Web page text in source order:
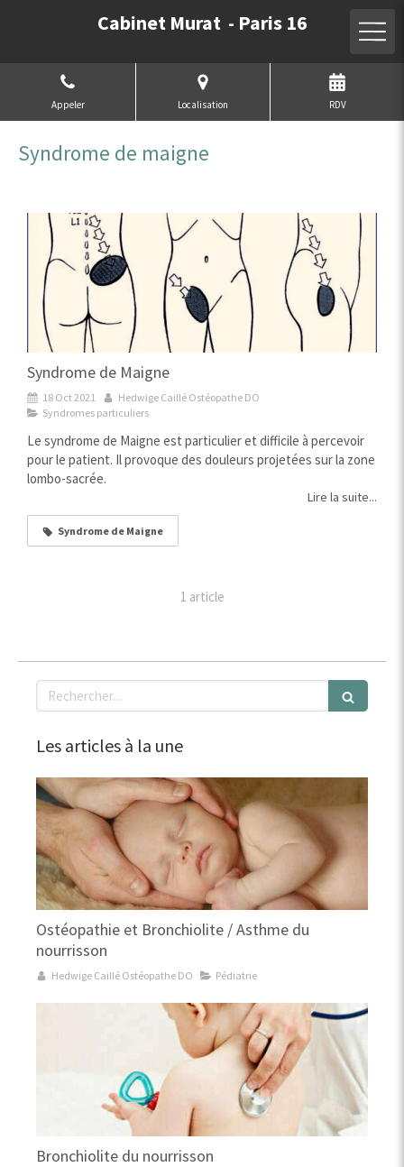
Cabinet Murat - Paris 16
Appeler Localisation RDV
Syndrome de maigne
Syndrome de Maigne
18 Oct 2021
Hedwige Caillé Ostéopathe DO
Syndromes particuliers
Le syndrome de Maigne est particulier et difficile à percevoir
pour le patient. Il provoque des douleurs projetées sur la zone
lombo-sacrée.
Lire la suite...
Syndrome de Maigne
1 article
Rechercher
Les articles à la une
Ostéopathie et Bronchiolite / Asthme du
nourrisson
Hedwige Caillé Ostéopathe DO Pédiatrie
Bronchiolite du nourrisson